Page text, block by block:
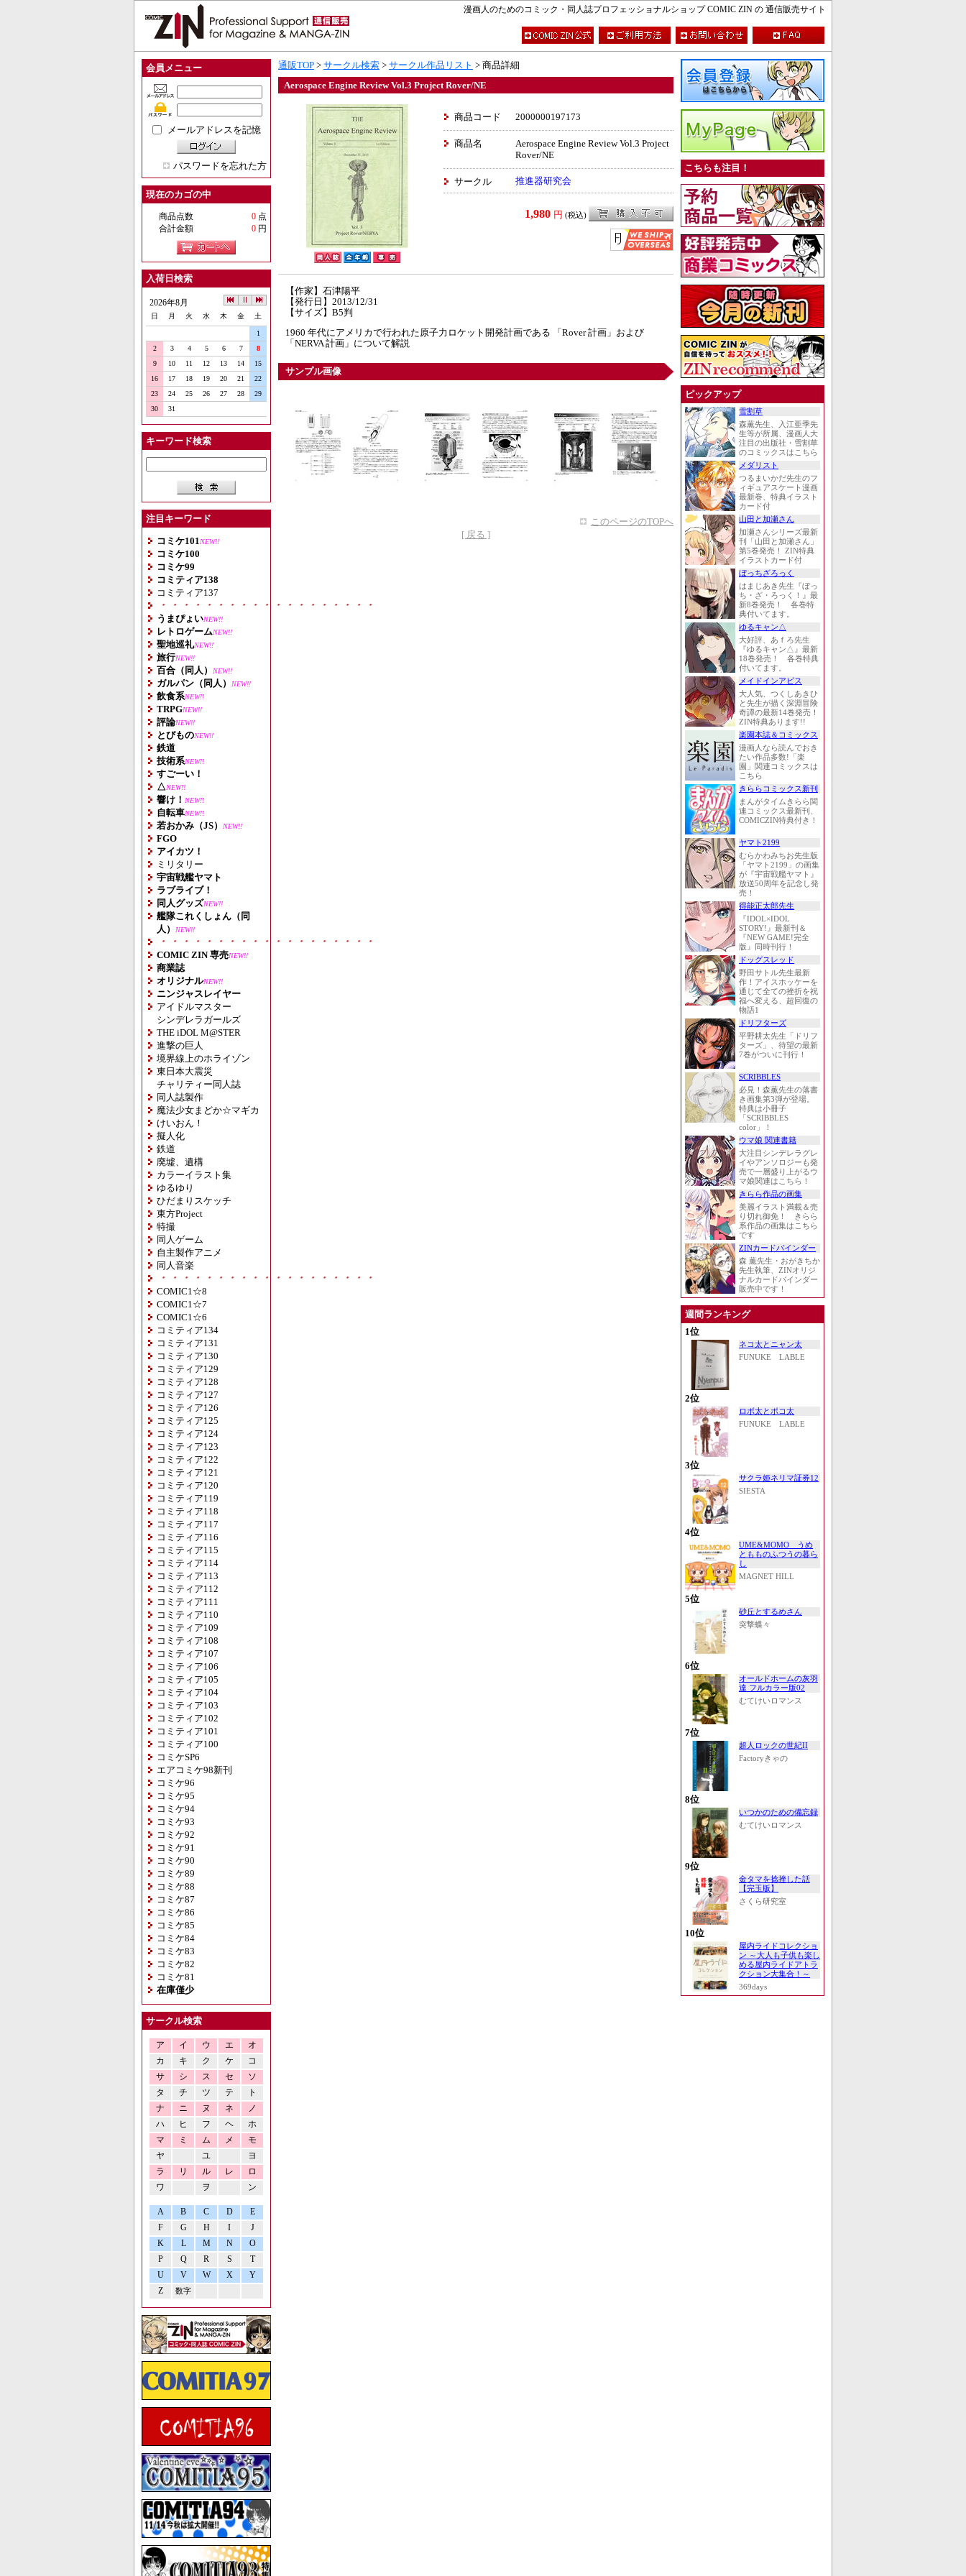
漫画人のためのコミック・同人誌プロフェッショナルショップ COMIC ZIN の 通信販売サイト
会員メニュー
メールアドレスを記憶
パスワードを忘れた方
現在のカゴの中
商品点数 0 点
合計金額
0 円
入荷日検索
2026年8月
日 月 火 水 木 金 土
1
2
3 4 5 6 7
8
9
10 11 12 13 14
15
16
17 18 19 20 21
22
23
24 25 26 27 28
29
30
31
キーワード検索
注目キーワード
コミケ101 NEW!!
コミケ100
コミケ99
コミティア138
コミティア137
・・・・・・・・・・・・・・・・・・・
うまぴょいNEW!!
レトロゲームNEW!!
聖地巡礼NEW!!
旅行NEW!!
百合（同人） NEW!!
ガルパン（同人） NEW!!
飲食系NEW!!
TRPGNEW!!
評論NEW!!
とびものNEW!!
鉄道
技術系NEW!!
すごーい！
△NEW!!
響け！ NEW!!
自転車NEW!!
若おかみ（JS） NEW!!
FGO
アイカツ！
ミリタリー
宇宙戦艦ヤマト
ラブライブ！
同人グッズNEW!!
艦隊これくしょん（同
人）
NEW!!
・・・・・・・・・・・・・・・・・・・
COMIC ZIN 専売NEW!!
商業誌
オリジナルNEW!!
ニンジャスレイヤー
アイドルマスター
シンデレラガールズ
THE iDOL M@STER
進撃の巨人
境界線上のホライゾン
東日本大震災
チャリティー同人誌
同人誌製作
魔法少女まどか☆マギカ
けいおん！
擬人化
鉄道
廃墟、遺構
カラーイラスト集
ゆるゆり
ひだまりスケッチ
東方Project
特撮
同人ゲーム
自主製作アニメ
同人音楽
・・・・・・・・・・・・・・・・・・・
COMIC1☆8
COMIC1☆7
COMIC1☆6
コミティア134
コミティア131
コミティア130
コミティア129
コミティア128
コミティア127
コミティア126
コミティア125
コミティア124
コミティア123
コミティア122
コミティア121
コミティア120
コミティア119
コミティア118
コミティア117
コミティア116
コミティア115
コミティア114
コミティア113
コミティア112
コミティア111
コミティア110
コミティア109
コミティア108
コミティア107
コミティア106
コミティア105
コミティア104
コミティア103
コミティア102
コミティア101
コミティア100
コミケSP6
エアコミケ98新刊
コミケ96
コミケ95
コミケ94
コミケ93
コミケ92
コミケ91
コミケ90
コミケ89
コミケ88
コミケ87
コミケ86
コミケ85
コミケ84
コミケ83
コミケ82
コミケ81
在庫僅少
サークル検索
ア イ ウ エ
オ
カ
キ ク ケ
コ
サ
シ ス セ
ソ
タ
チ ツ テ
ト
ナ
ニ ヌ ネ
ノ
ハ
ヒ フ ヘ
ホ
マ
ミ ム メ
モ
ヤ
ユ
ヨ
ラ
リ ル レ
ロ
ワ
ヲ ン
A B C D
E
F
G H I
J
K
L M N
O
P
Q R S
T
U
V W X
Y
Z
数字
通販TOP > サークル検索 > サークル作品リスト > 商品詳細
Aerospace Engine Review Vol.3 Project Rover/NE
商品コード 2000000197173
商品名
Aerospace Engine Review Vol.3 Project
Rover/NE
サークル 推進器研究会
1,980 円 (税込)
【作家】石津陽平
【発行日】2013/12/31
【サイズ】B5判
1960 年代にアメリカで行われた原子力ロケット開発計画である 「Rover 計画」および
「NERVA 計画」について解説
サンプル画像
このページのTOPへ
[ 戻る ]
こちらも注目！
ピックアップ
雪割草
森薫先生、入江亜季先
生等が所属、漫画人大
注目の出版社・雪割草
のコミックスはこちら
メダリスト
つるまいかだ先生のフ
ィギュアスケート漫画
最新巻、特典イラスト
カード付
山田と加瀬さん
加瀬さんシリーズ最新
刊「山田と加瀬さん」
第5巻発売！ ZIN特典
イラストカード付
ぼっちざろっく
はまじあき先生『ぼっ
ち・ざ・ろっく！』最
新8巻発売！ 各巻特
典付いてます。
ゆるキャン△
大好評、あｆろ先生
『ゆるキャン△』最新
18巻発売！ 各巻特典
付いてます。
メイドインアビス
大人気、つくしあきひ
と先生が描く深淵冒険
奇譚の最新14巻発売！
ZIN特典あります!!
楽園本誌＆コミックス
漫画人なら読んでおき
たい作品多数!「楽
園」関連コミックスは
こちら
きららコミックス新刊
まんがタイムきらら関
連コミックス最新刊、
COMICZIN特典付き！
ヤマト2199
むらかわみちお先生版
「ヤマト2199」の画集
が『宇宙戦艦ヤマト』
放送50周年を記念し発
売！
得能正太郎先生
『IDOL×IDOL
STORY!』最新刊＆
『NEW GAME!完全
版』同時刊行！
ドッグスレッド
野田サトル先生最新
作！アイスホッケーを
通じて全ての挫折を祝
福へ変える、超回復の
物語1
ドリフターズ
平野耕太先生「ドリフ
ターズ」、待望の最新
7巻がついに刊行！
SCRIBBLES
必見！森薫先生の落書
き画集第3弾が登場。
特典は小冊子
「SCRIBBLES
color」！
ウマ娘 関連書籍
大注目シンデレラグレ
イやアンソロジーも発
売で一層盛り上がるウ
マ娘関連はこちら！
きらら作品の画集
美麗イラスト満載＆売
り切れ御免！ きらら
系作品の画集はこちら
です
ZINカードバインダー
森 薫先生・おがきちか
先生執筆、ZINオリジ
ナルカードバインダー
販売中です！
週間ランキング
1位
ネコ太とニャン太
FUNUKE LABLE
2位
ロボ太とポコ太
FUNUKE LABLE
3位
サクラ姫ネリマ証券12
SIESTA
4位
UME&MOMO うめ
ともものふつうの暮ら
し
MAGNET HILL
5位
砂丘とするめさん
突撃蝶々
6位
オールドホームの灰羽
達 フルカラー版02
むてけいロマンス
7位
超人ロックの世紀II
Factoryきゃの
8位
いつかのための備忘録
むてけいロマンス
9位
金タマを捻挫した話
【完玉版】
さくら研究室
10位
屋内ライドコレクショ
ン ～大人も子供も楽し
める屋内ライドアトラ
クション大集合！～
369days